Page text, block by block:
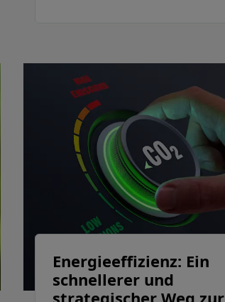
Energieeffizienz: Ein
schnellerer und
strategischer Weg zur